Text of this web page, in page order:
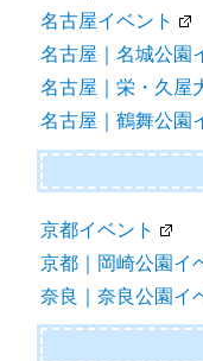
名古屋イベント
名古屋｜名城公園
名古屋｜栄・久屋
名古屋｜鶴舞公園
京都イベント
京都｜岡崎公園イ
奈良｜奈良公園イ